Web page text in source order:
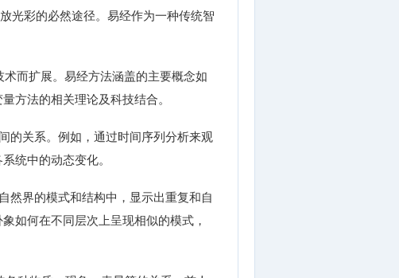
光彩的必然途径。易经作为一种传统智
而扩展。易经方法涵盖的主要概念如
方法的相关理论及科技结合。
的关系。例如，通过时间序列分析来观
统中的动态变化。
然界的模式和结构中，显示出重复和自
如何在不同层次上呈现相似的模式，